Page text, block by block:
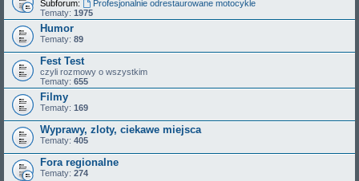
Subforum:
Profesjonalnie odrestaurowane motocykle
Tematy: 1975
Humor
Tematy: 89
Fest Test
czyli rozmowy o wszystkim
Tematy: 655
Filmy
Tematy: 169
Wyprawy, zloty, ciekawe miejsca
Tematy: 405
Fora regionalne
Tematy: 274